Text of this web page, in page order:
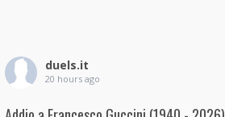
duels.it
20 hours ago